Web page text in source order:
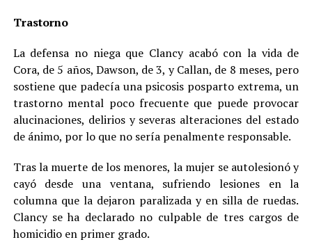
Trastorno
La defensa no niega que Clancy acabó con la vida de
Cora, de 5 años, Dawson, de 3, y Callan, de 8 meses, pero
sostiene que padecía una psicosis posparto extrema, un
trastorno mental poco frecuente que puede provocar
alucinaciones, delirios y severas alteraciones del estado
de ánimo, por lo que no sería penalmente responsable.
Tras la muerte de los menores, la mujer se autolesionó y
cayó desde una ventana, sufriendo lesiones en la
columna que la dejaron paralizada y en silla de ruedas.
Clancy se ha declarado no culpable de tres cargos de
homicidio en primer grado.